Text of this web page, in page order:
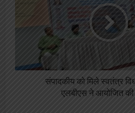
संपादकीय को मिले स्वतंत्र
एलबीएस ने आयोजित की